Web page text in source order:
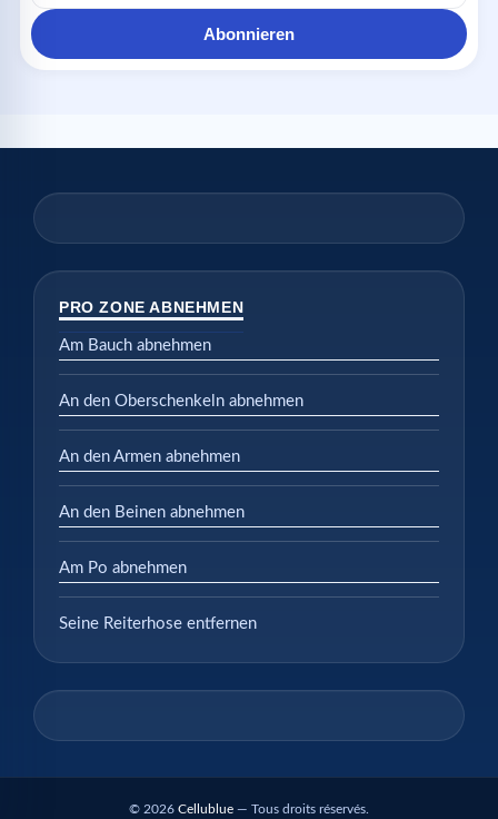
Abonnieren
PRO ZONE ABNEHMEN
Am Bauch abnehmen
An den Oberschenkeln abnehmen
An den Armen abnehmen
An den Beinen abnehmen
Am Po abnehmen
Seine Reiterhose entfernen
© 2026 Cellublue — Tous droits réservés.